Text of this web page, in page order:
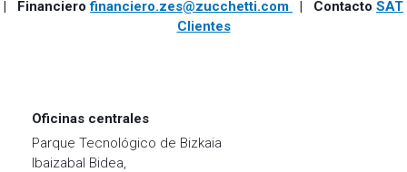
| Financiero financiero.zes@zucchetti.com | Contacto SAT
Clientes
Oficinas centrales
Parque Tecnológico de Bizkaia
Ibaizabal Bidea,